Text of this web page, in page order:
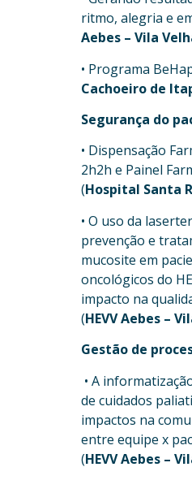
ritmo, alegria e
Aebes – Vila
• Programa
Cachoeiro de
Segurança do
• Dispensação
2h2h e Painel
(Hospital Santa
• O uso da
prevenção e
mucosite em
oncológicos do
impacto na
(HEVV Aebes –
Gestão de
• A
de cuidados
impactos na
entre equipe x
(HEVV Aebes –